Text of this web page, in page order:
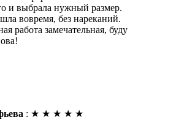
и выбрала нужный размер.
вовремя, без нареканий.
работа замечательная, буду
: ★ ★ ★ ★ ★